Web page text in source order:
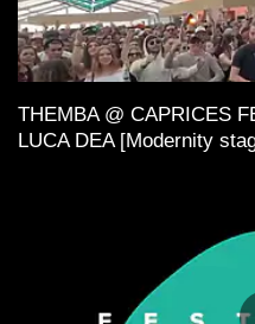
THEMBA @ CAPRICES
LUCA DEA [Modernity